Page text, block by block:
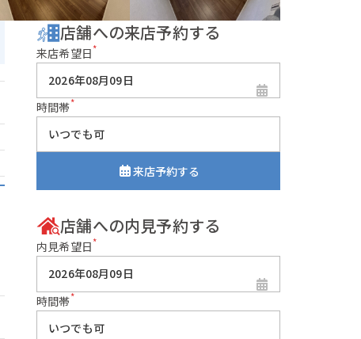
店舗への来店予約する
来店希望日*
時間帯*
来店予約する
店舗への内見予約する
内見希望日*
時間帯*